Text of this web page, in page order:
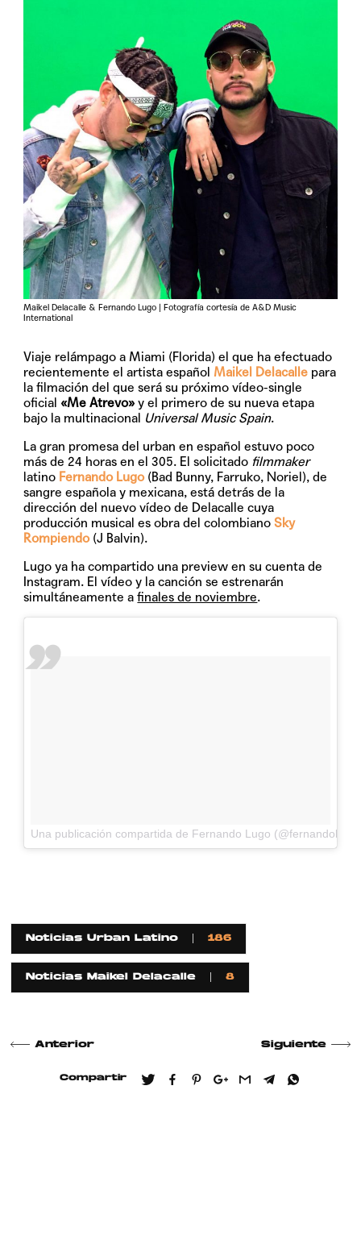
Maikel Delacalle & Fernando Lugo | Fotografía cortesía de A&D Music
International
Viaje relámpago a Miami (Florida) el que ha efectuado
recientemente el artista español Maikel Delacalle para
la filmación del que será su próximo vídeo-single
oficial «Me Atrevo» y el primero de su nueva etapa
bajo la multinacional Universal Music Spain.
La gran promesa del urban en español estuvo poco
más de 24 horas en el 305. El solicitado filmmaker
latino Fernando Lugo(Bad Bunny, Farruko, Noriel), de
sangre española y mexicana, está detrás de la
dirección del nuevo vídeo de Delacalle cuya
producción musical es obra del colombianoSky
Rompiendo(J Balvin).
Lugo ya ha compartido una preview en su cuenta de
Instagram. El vídeo y la canción se estrenarán
simultáneamente afinales de noviembre.
Una publicación compartida de Fernando Lugo
Noticias Urban Latino 186
Noticias Maikel Delacalle 8
Anterior Siguiente
Compartir